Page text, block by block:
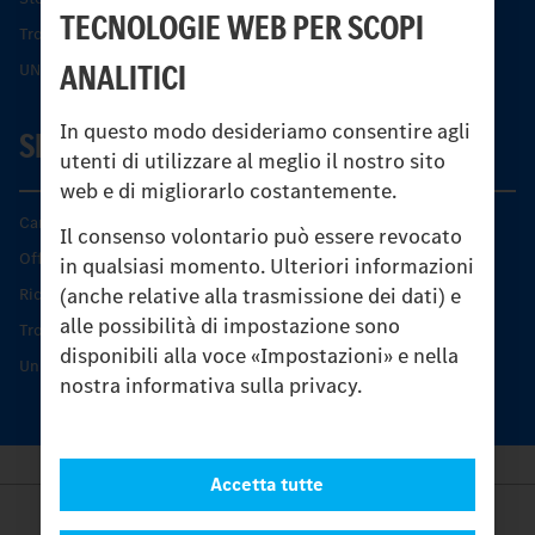
TECNOLOGIE WEB PER SCOPI
ANALITICI
In questo modo desideriamo consentire agli
utenti di utilizzare al meglio il nostro sito
web e di migliorarlo costantemente.
Il consenso volontario può essere revocato
in qualsiasi momento. Ulteriori informazioni
(anche relative alla trasmissione dei dati) e
alle possibilità di impostazione sono
disponibili alla voce «Impostazioni» e nella
nostra informativa sulla privacy.
Accetta tutte
Trovare un partner
UNI-TOUCH®
SERVIZIO
Caratteristiche di prodotto
Offerta di servizio Unimog
Ricambi originali
Trovare un partner
Unimog Service Days
Provider